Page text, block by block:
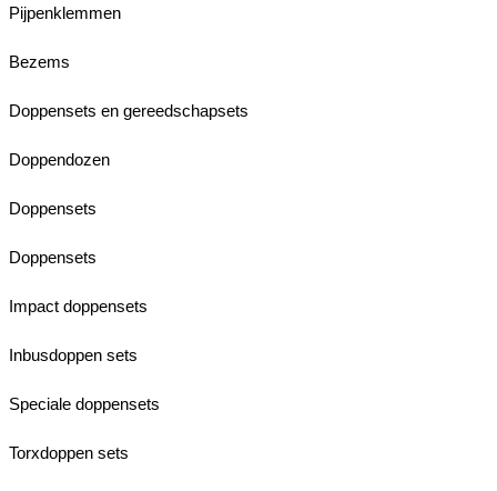
Pijpenklemmen
Bezems
Doppensets en gereedschapsets
Doppendozen
Doppensets
Doppensets
Impact doppensets
Inbusdoppen sets
Speciale doppensets
Torxdoppen sets